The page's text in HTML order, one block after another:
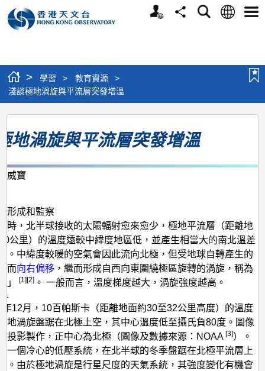
個
分
搜
語
選
> 學習 > 教育資源
>
淺談極地渦旋與平流層突發增溫
淺
談
地
旋
與
平
流
層
突
發
增
溫
地渦旋與平流層突發增溫
威寶
形成和監察
時，北半球接收的太陽輻射愈來愈少，極地平流層（距離地
公里）的溫度遠較中緯度地區低，並產生相當大的南北溫差
。中緯度較暖的空氣會因此流向北極，但受地球自轉產生的
而向右偏移 ，繼而形成自西向東圍繞極區旋轉的渦旋，稱為
」[1][2] 。 一般而言，溫度梯度越大，渦旋強度越高。
年12月，10百帕斯卡（距離地面約30至32公里高度）的溫度
地渦旋盤踞在北極上空，其中心溫度低至攝氏負80度。圖像
投影製作，正中心為北極（圖像及數據來源：NOAA[3]）。
一個冷心的低壓系統，在北半球的冬季盤踞在北極平流層上
。由於極地渦旋是行星尺度的天氣系統，其強度變化有機會